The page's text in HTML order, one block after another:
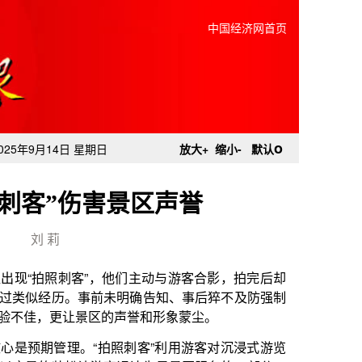
中国经济网首页
年9月14日 星期日 放大+ 缩小- 默认o
客”伤害景区声誉
刘 莉
主动与游客合影，拍完后却
誉和形象蒙尘。
刺客”利用游客对沉浸式游览
误认为是景区服务的一部分；
愿意接受提供的服务，才有可